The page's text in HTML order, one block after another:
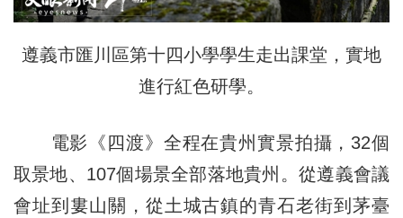
遵義市匯川區第十四小學學生走出課堂，實地
進行紅色研學。
電影《四渡》全程在貴州實景拍攝，32個
取景地、107個場景全部落地貴州。從遵義會議
會址到婁山關，從土城古鎮的青石老街到茅臺